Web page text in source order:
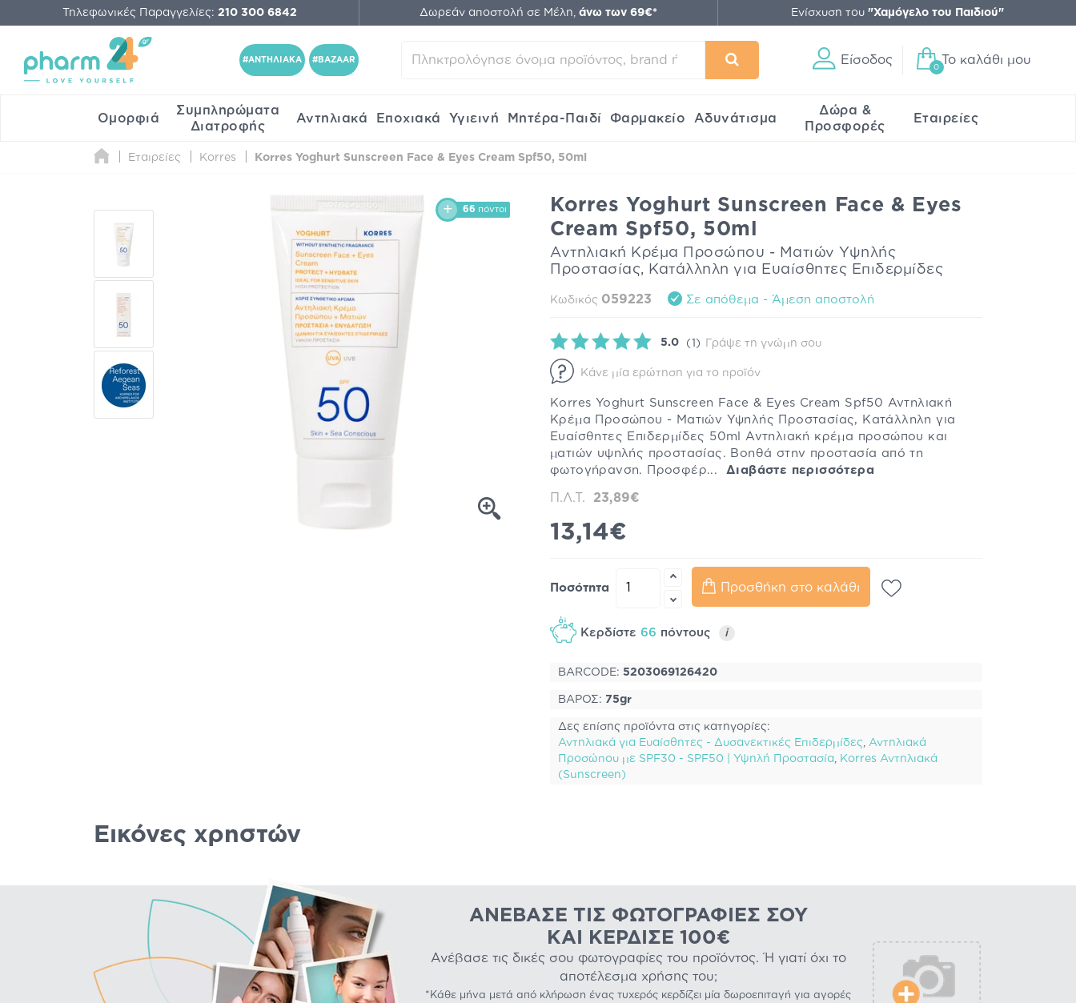
Τηλεφωνικές Παραγγελίες: 210 300 6842 Δωρεάν αποστολή σε Μέλη, άνω των 69€* Ενίσχυση του "Χαμόγελο του Παιδιού"
#ΑΝΤΗΛΙΑΚΑ #BAZAAR Είσοδος
0
Το καλάθι μου
Ομορφιά
Συμπληρώματα
Διατροφής
Αντηλιακά Εποχιακά Υγιεινή Μητέρα-Παιδί Φαρμακείο Αδυνάτισμα
Δώρα &
Προσφορές
Εταιρείες
Εταιρείες Korres Korres Yoghurt Sunscreen Face & Eyes Cream Spf50, 50ml
66 πόντοι
Korres Yoghurt Sunscreen Face & Eyes
Cream Spf50, 50ml
Αντηλιακή Κρέμα Προσώπου - Ματιών Υψηλής
Προστασίας, Κατάλληλη για Ευαίσθητες Επιδερμίδες
Κωδικός 059223 Σε απόθεμα - Άμεση αποστολή
5.0 (1) Γράψε τη γνώμη σου
Κάνε μία ερώτηση για το προϊόν
Korres Yoghurt Sunscreen Face & Eyes Cream Spf50 Αντηλιακή
Κρέμα Προσώπου - Ματιών Υψηλής Προστασίας, Κατάλληλη για
Ευαίσθητες Επιδερμίδες 50ml Αντηλιακή κρέμα προσώπου και
ματιών υψηλής προστασίας. Βοηθά στην προστασία από τη
φωτογήρανση. Προσφέρ... Διαβάστε περισσότερα
Π.Λ.Τ. 23,89€
13,14€
Ποσότητα Προσθήκη στο καλάθι
Κερδίστε 66 πόντους i
BARCODE: 5203069126420
ΒΑΡΟΣ: 75gr
Δες επίσης προϊόντα στις κατηγορίες:
Αντηλιακά για Ευαίσθητες - Δυσανεκτικές Επιδερμίδες
Αντηλιακά
Προσώπου με SPF30 - SPF50 | Υψηλή Προστασία
Korres Αντηλιακά
(Sunscreen)
Εικόνες χρηστών
ΑΝΈΒΑΣΕ ΤΙΣ ΦΩΤΟΓΡΑΦΊΕΣ ΣΟΥ
ΚΑΙ ΚΈΡΔΙΣΕ 100€
Ανέβασε τις δικές σου φωτογραφίες του προϊόντος. Ή γιατί όχι το
αποτέλεσμα χρήσης του;
*Κάθε μήνα μετά από κλήρωση ένας τυχερός κερδίζει μία δωροεπιταγή για αγορές